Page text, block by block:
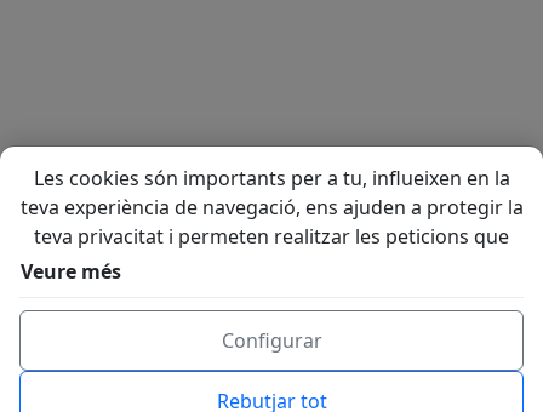
Les cookies són importants per a tu, influeixen en la
teva experiència de navegació, ens ajuden a protegir la
teva privacitat i permeten realitzar les peticions que
ens sol·licitis a través del web. Utilitzem cookies
preferències basada en un perfil elaborat amb els teus
Veure més
Configurar
Rebutjar tot